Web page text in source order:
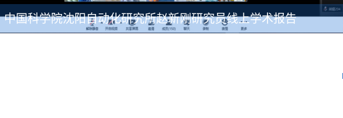
中国科学院沈阳自动化研究所赵新刚研究员线上学术报告